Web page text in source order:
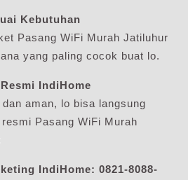
Kebutuhan
Pasang WiFi Murah Jatiluhur
yang paling cocok buat lo.
IndiHome
aman, lo bisa langsung
Pasang WiFi Murah
IndiHome: 0821-8088-